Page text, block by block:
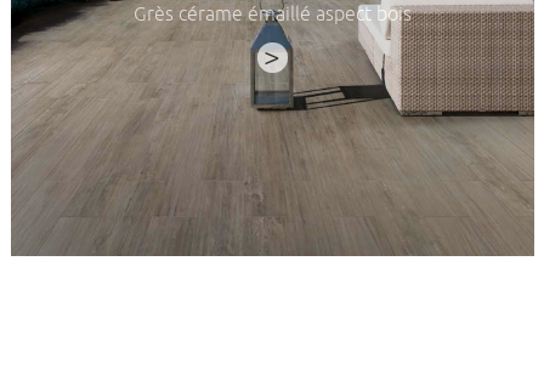
Grès cérame émaillé aspect bois
>